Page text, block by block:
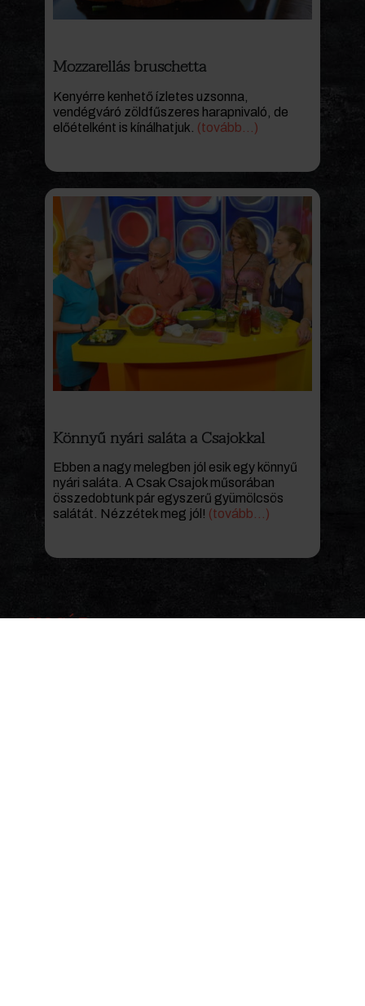
Mozzarellás bruschetta
Kenyérre kenhető ízletes uzsonna,
vendégváró zöldfűszeres harapnivaló, de
előételként is kínálhatjuk. (tovább…)
Könnyű nyári saláta a Csajokkal
Ebben a nagy melegben jól esik egy könnyű
nyári saláta. A Csak Csajok műsorában
összedobtunk pár egyszerű gyümölcsös
salátát. Nézzétek meg jól! (tovább…)
KOSÁR